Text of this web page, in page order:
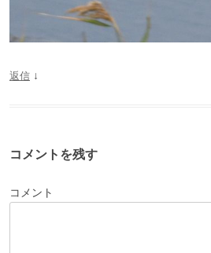
返信 ↓
コメントを残す
コメント